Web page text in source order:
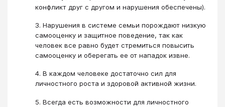
конфликт друг с другом и нарушения обеспечены).
3. Нарушения в системе семьи порождают низкую
самооценку и защитное поведение, так как
человек все равно будет стремиться повысить
самооценку и оберегать ее от нападок извне.
4. В каждом человеке достаточно сил для
личностного роста и здоровой активной жизни.
5. Всегда есть возможности для личностного